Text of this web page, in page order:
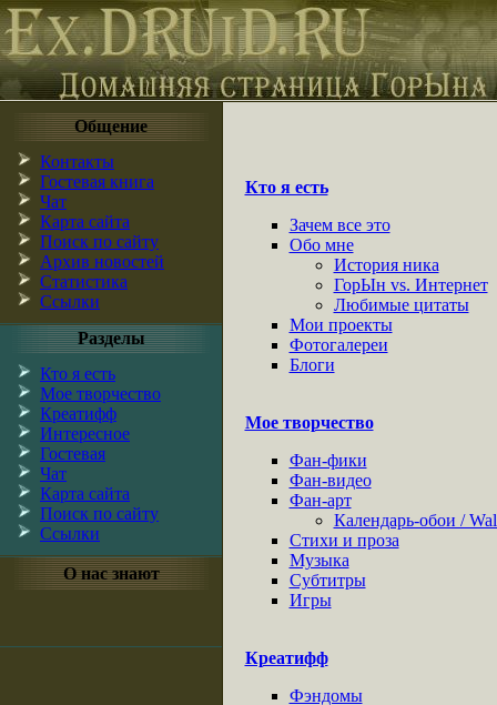
Общение
Контакты
Гостевая книга
Чат
Карта сайта
Поиск по сайту
Архив новостей
Статистика
Ссылки
Разделы
Кто я есть
Мое творчество
Креатифф
Интересное
Гостевая
Чат
Карта сайта
Поиск по сайту
Ссылки
О нас знают
Кто я есть
Зачем все это
Обо мне
История ника
ГорЫн vs. Интернет
Любимые цитаты
Мои проекты
Фотогалереи
Блоги
Мое творчество
Фан-фики
Фан-видео
Фан-арт
Календарь-обои /
Стихи и проза
Музыка
Субтитры
Игры
Креатифф
Фэндомы